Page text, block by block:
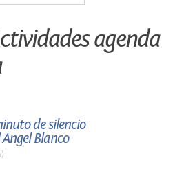
agenda
de silencio
Blanco